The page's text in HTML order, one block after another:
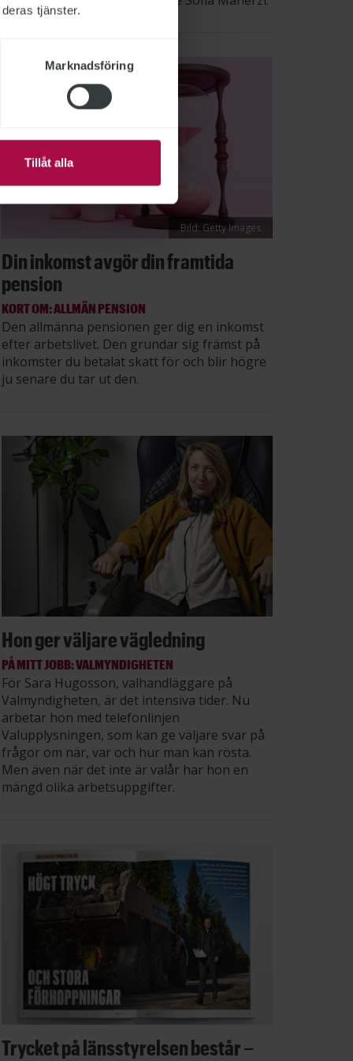
tjänster.
Marknadsföring
Tillåt alla
Bild: Getty Images
Din inkomst avgör din framtida
pension
KORT OM: ALLMÄN PENSION
Den allmänna pensionen ger dig en inkomst
efter arbetslivet. Den grundar sig främst på
inkomster du betalat skatt för och blir högre
ju senare du tar ut den.
Hon ger väljare vägledning
PÅ MITT JOBB: VALMYNDIGHETEN
För Sara Hugosson, valhandläggare på
Valmyndigheten, är det intensiva tider. Nu
arbetar hon med telefonlinjen
Valupplysningen, som kan ge väljare svar på
frågor om när, var och hur man kan rösta.
Men även när det inte är valår har hon en
mängd olika arbetsuppgifter.
Trycket på länsstyrelsen består –